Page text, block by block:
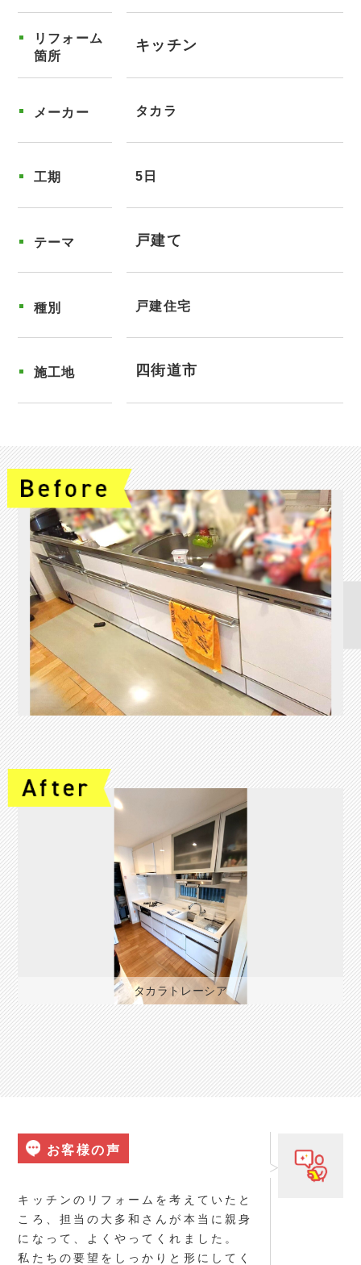
リフォーム
箇所
キッチン
メーカー タカラ
工期 5日
テーマ 戸建て
種別 戸建住宅
施工地 四街道市
タカラトレーシア
お客様の声
キッチンのリフォームを考えていたと
ころ、担当の大多和さんが本当に親身
になって、よくやってくれました。
私たちの要望をしっかりと形にしてく